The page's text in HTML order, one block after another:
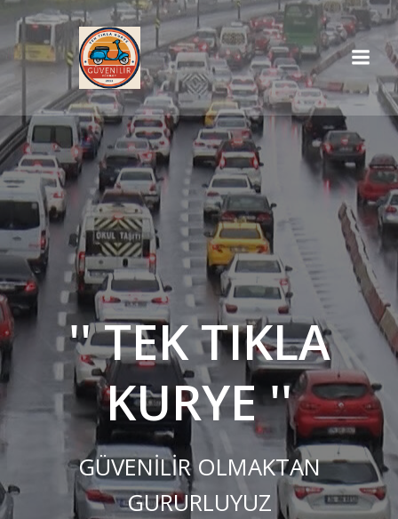
İçeriğe
geç
'' TEK TIKLA
KURYE ''
GÜVENİLİR OLMAKTAN
GURURLUYUZ